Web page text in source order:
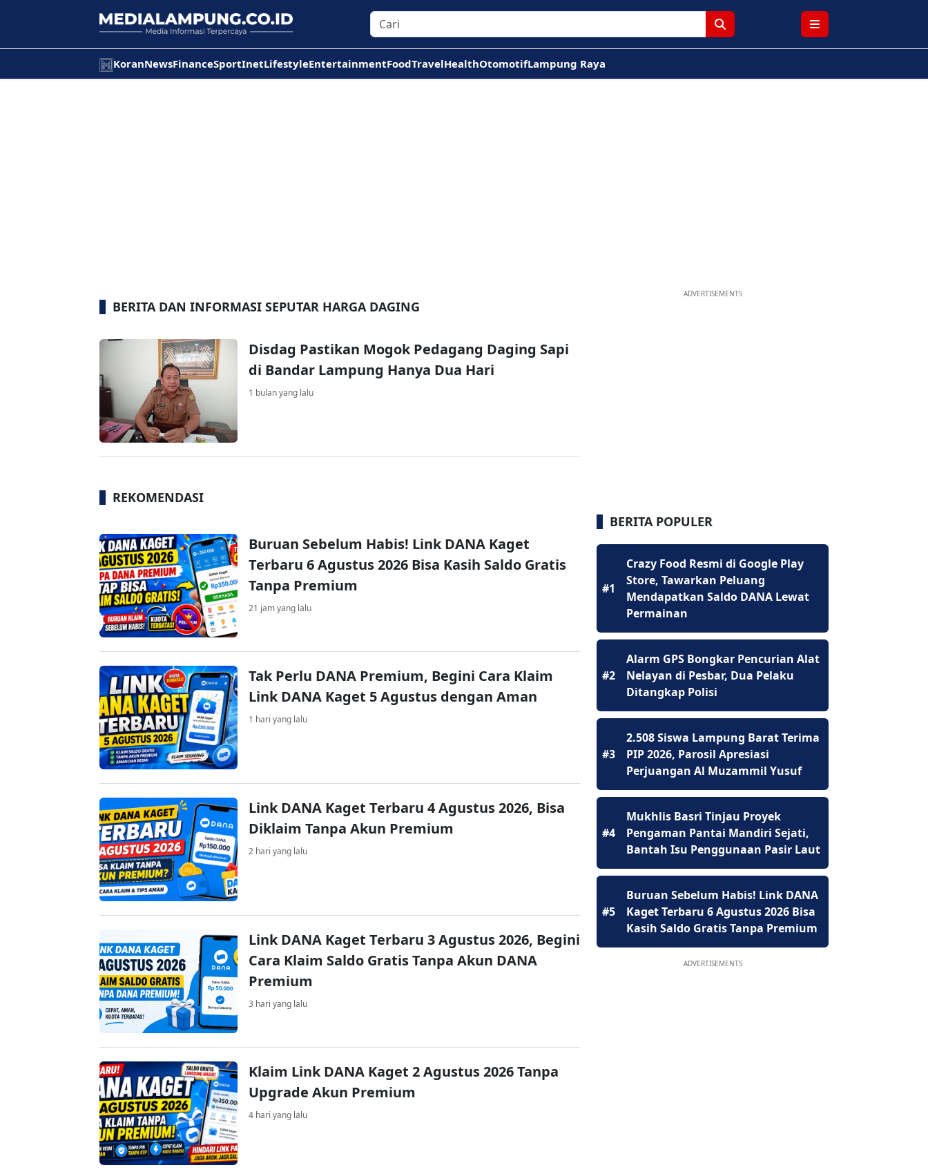
KoranNewsFinanceSportInetLifestyleEntertainmentFoodTravelHealthOtomotifLampung Raya
BERITA DAN INFORMASI SEPUTAR HARGA DAGING
Disdag Pastikan Mogok Pedagang Daging Sapi
di Bandar Lampung Hanya Dua Hari
1 bulan yang lalu
REKOMENDASI
Buruan Sebelum Habis! Link DANA Kaget
Terbaru 6 Agustus 2026 Bisa Kasih Saldo Gratis
Tanpa Premium
21 jam yang lalu
Tak Perlu DANA Premium, Begini Cara Klaim
Link DANA Kaget 5 Agustus dengan Aman
1 hari yang lalu
Link DANA Kaget Terbaru 4 Agustus 2026, Bisa
Diklaim Tanpa Akun Premium
2 hari yang lalu
Link DANA Kaget Terbaru 3 Agustus 2026, Begini
Cara Klaim Saldo Gratis Tanpa Akun DANA
Premium
3 hari yang lalu
Klaim Link DANA Kaget 2 Agustus 2026 Tanpa
Upgrade Akun Premium
4 hari yang lalu
ADVERTISEMENTS
BERITA POPULER
#1
Crazy Food Resmi di Google Play
Store, Tawarkan Peluang
Mendapatkan Saldo DANA Lewat
Permainan
#2
Alarm GPS Bongkar Pencurian Alat
Nelayan di Pesbar, Dua Pelaku
Ditangkap Polisi
#3
2.508 Siswa Lampung Barat Terima
PIP 2026, Parosil Apresiasi
Perjuangan Al Muzammil Yusuf
#4
Mukhlis Basri Tinjau Proyek
Pengaman Pantai Mandiri Sejati,
Bantah Isu Penggunaan Pasir Laut
#5
Buruan Sebelum Habis! Link DANA
Kaget Terbaru 6 Agustus 2026 Bisa
Kasih Saldo Gratis Tanpa Premium
ADVERTISEMENTS